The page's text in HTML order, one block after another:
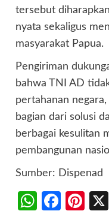
tersebut
nyata sekaligus
masyarakat Papua.
Pengiriman
bahwa TNI AD
pertahanan
bagian dari solusi
berbagai kesulitan
pembangunan
Sumber: Dispenad